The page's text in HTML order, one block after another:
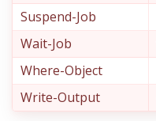
Suspend-Job
Wait-Job
Where-Object
Write-Output